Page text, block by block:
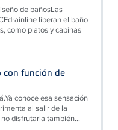
de bañosLas
liberan el baño
como platos y cabinas
con función de
conoce esa sensación
al salir de la
disfrutarla también...